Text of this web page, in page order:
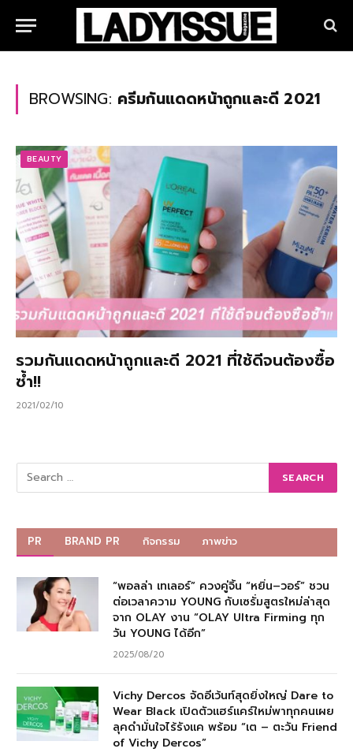
BROWSING: ครีมกันแดดหน้าถูกและดี 2021
BEAUTY
รวมกันแดดหน้าถูกและดี 2021 ที่ใช้ดีจนต้องซื้อ
ซ้ำ!!
2021/02/10
PR BRAND PR กิจกรรม ภาพข่าว
“พอลล่า เทเลอร์” ควงคู่จิ้น “หยิ่น–วอร์” ชวน
ต่อเวลาความ YOUNG กับเซรั่มสูตรใหม่ล่าสุด
จาก OLAY งาน “OLAY Ultra Firming ทุก
วัน YOUNG ได้อีก”
2025/08/20
Vichy Dercos จัดอีเว้นท์สุดยิ่งใหญ่ Dare to
Wear Black เปิดตัวแฮร์แคร์ใหม่พาทุกคนเผย
ลุคดำมั่นใจไร้รังแค พร้อม “เต – ตะวัน Friend
of Vichy Dercos”